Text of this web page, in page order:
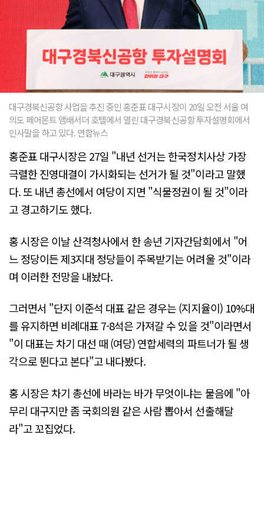
대구경북신공항 사업을 추진 중인 홍준표 대구시장이 20일 오전 서울 여
의도 페어몬트 앰배서더 호텔에서 열린 대구경북신공항 투자설명회에서
인사말을 하고 있다. 연합뉴스
홍준표 대구시장은 27일 "내년 선거는 한국정치사상 가장
극렬한 진영대결이 가시화되는 선거가 될 것"이라고 말했
다. 또 내년 총선에서 여당이 지면 "식물정권이 될 것"이라
고 경고하기도 했다.
홍 시장은 이날 산격청사에서 한 송년 기자간담회에서 "어
느 정당이든 제3지대 정당들이 주목받기는 어려울 것"이라
며 이러한 전망을 내놨다.
그러면서 "단지 이준석 대표 같은 경우는 (지지율이) 10%대
를 유지하면 비례대표 7-8석은 가져갈 수 있을 것"이라면서
"이 대표는 차기 대선 때 (여당) 연합세력의 파트너가 될 생
각으로 뛴다고 본다"고 내다봤다.
홍 시장은 차기 총선에 바라는 바가 무엇이냐는 물음에 "아
무리 대구지만 좀 국회의원 같은 사람 뽑아서 선출해달
라"고 꼬집었다.